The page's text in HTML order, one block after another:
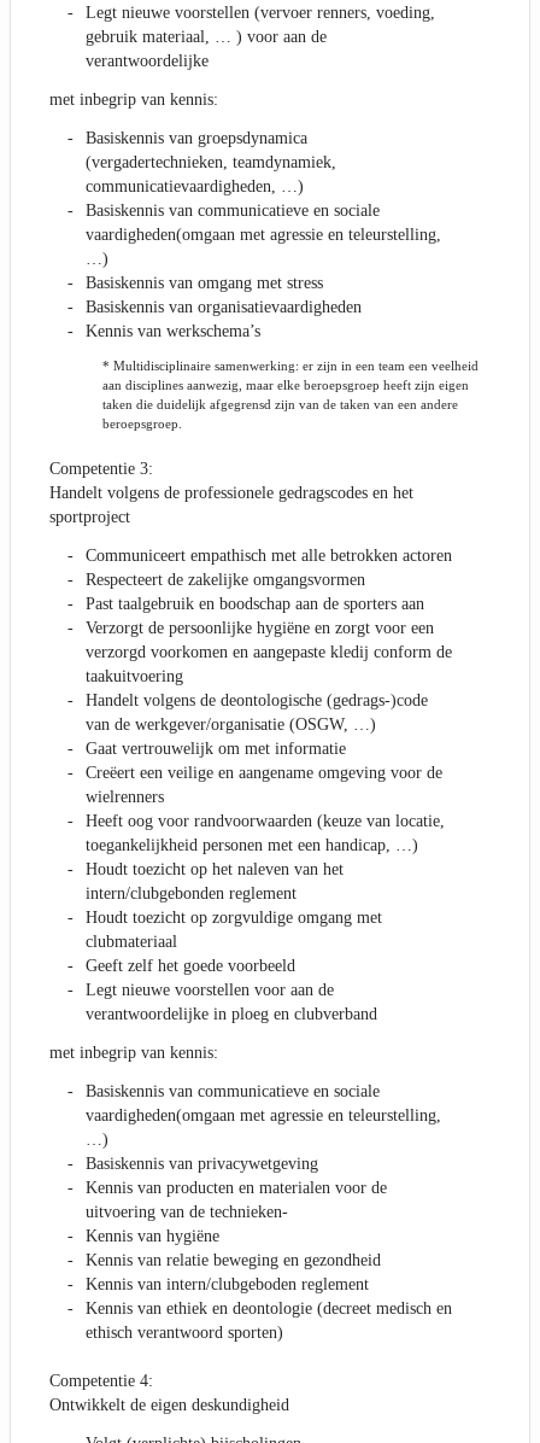
Legt nieuwe voorstellen (vervoer renners, voeding,
gebruik materiaal, … ) voor aan de
verantwoordelijke
met inbegrip van kennis:
Basiskennis van groepsdynamica
(vergadertechnieken, teamdynamiek,
communicatievaardigheden, …)
Basiskennis van communicatieve en sociale
vaardigheden(omgaan met agressie en teleurstelling,
…)
Basiskennis van omgang met stress
Basiskennis van organisatievaardigheden
Kennis van werkschema’s
* Multidisciplinaire samenwerking: er zijn in een team een veelheid
aan disciplines aanwezig, maar elke beroepsgroep heeft zijn eigen
taken die duidelijk afgegrensd zijn van de taken van een andere
beroepsgroep.
Competentie 3:
Handelt volgens de professionele gedragscodes en het
sportproject
Communiceert empathisch met alle betrokken actoren
Respecteert de zakelijke omgangsvormen
Past taalgebruik en boodschap aan de sporters aan
Verzorgt de persoonlijke hygiëne en zorgt voor een
verzorgd voorkomen en aangepaste kledij conform de
taakuitvoering
Handelt volgens de deontologische (gedrags-)code
van de werkgever/organisatie (OSGW, …)
Gaat vertrouwelijk om met informatie
Creëert een veilige en aangename omgeving voor de
wielrenners
Heeft oog voor randvoorwaarden (keuze van locatie,
toegankelijkheid personen met een handicap, …)
Houdt toezicht op het naleven van het
intern/clubgebonden reglement
Houdt toezicht op zorgvuldige omgang met
clubmateriaal
Geeft zelf het goede voorbeeld
Legt nieuwe voorstellen voor aan de
verantwoordelijke in ploeg en clubverband
met inbegrip van kennis:
Basiskennis van communicatieve en sociale
vaardigheden(omgaan met agressie en teleurstelling,
…)
Basiskennis van privacywetgeving
Kennis van producten en materialen voor de
uitvoering van de technieken-
Kennis van hygiëne
Kennis van relatie beweging en gezondheid
Kennis van intern/clubgeboden reglement
Kennis van ethiek en deontologie (decreet medisch en
ethisch verantwoord sporten)
Competentie 4:
Ontwikkelt de eigen deskundigheid